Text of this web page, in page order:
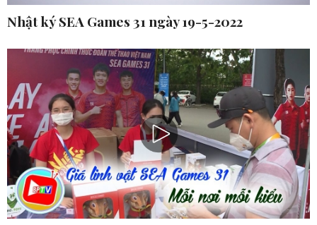
Nhật ký SEA Games 31 ngày 19-5-2022